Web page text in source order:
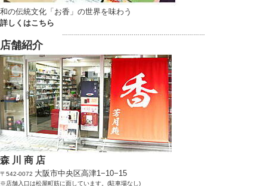
和の伝統文化「お香」の世界を味わう
詳しくはこちら
店舗紹介
森 川 商 店
〒542-0072 大阪市中央区高津1−10−15
※店舗入口は松屋町筋に面しています。(駐車場なし)